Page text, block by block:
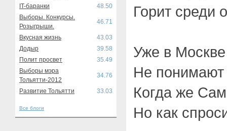
IT-баранки
48.50
Выборы. Конкурсы.
Розыгрыши.
46.71
Вкусная жизнь
43.03
Додыр
39.58
Полит просвет
35.49
Выборы мэра
Тольятти-2012
34.76
Развитие Тольятти 33.03
Все блоги
Горит среди
Уже в
Не понимают
Когда же
Но как